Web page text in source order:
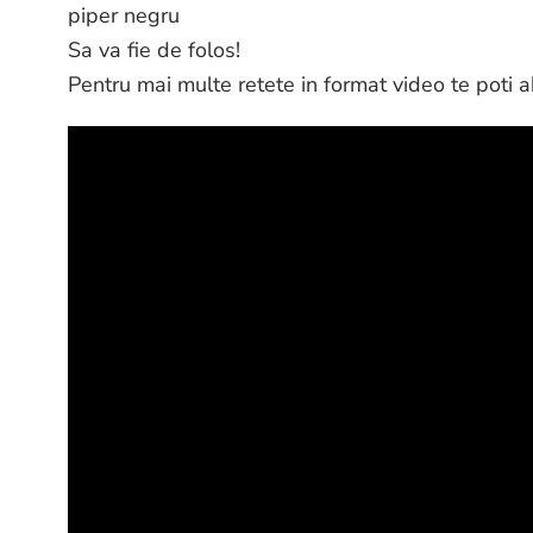
piper negru
Sa va fie de folos!
Pentru mai multe retete in format video te poti